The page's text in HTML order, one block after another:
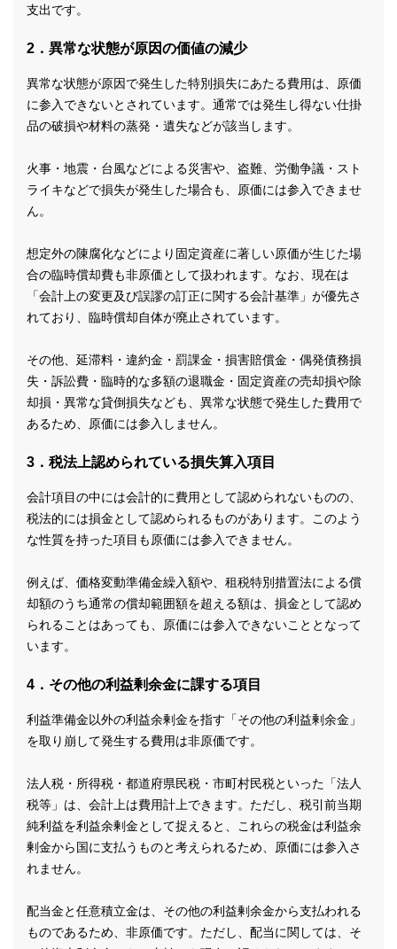
支出です。
2．異常な状態が原因の価値の減少
異常な状態が原因で発生した特別損失にあたる費用は、原価
に参入できないとされています。通常では発生し得ない仕掛
品の破損や材料の蒸発・遺失などが該当します。
火事・地震・台風などによる災害や、盗難、労働争議・スト
ライキなどで損失が発生した場合も、原価には参入できませ
ん。
想定外の陳腐化などにより固定資産に著しい原価が生じた場
合の臨時償却費も非原価として扱われます。なお、現在は
「会計上の変更及び誤謬の訂正に関する会計基準」が優先さ
れており、臨時償却自体が廃止されています。
その他、延滞料・違約金・罰課金・損害賠償金・偶発債務損
失・訴訟費・臨時的な多額の退職金・固定資産の売却損や除
却損・異常な貸倒損失なども、異常な状態で発生した費用で
あるため、原価には参入しません。
3．税法上認められている損失算入項目
会計項目の中には会計的に費用として認められないものの、
税法的には損金として認められるものがあります。このよう
な性質を持った項目も原価には参入できません。
例えば、価格変動準備金繰入額や、租税特別措置法による償
却額のうち通常の償却範囲額を超える額は、損金として認め
られることはあっても、原価には参入できないこととなって
います。
4．その他の利益剰余金に課する項目
利益準備金以外の利益余剰金を指す「その他の利益剰余金」
を取り崩して発生する費用は非原価です。
法人税・所得税・都道府県民税・市町村民税といった「法人
税等」は、会計上は費用計上できます。ただし、税引前当期
純利益を利益余剰金として捉えると、これらの税金は利益余
剰金から国に支払うものと考えられるため、原価には参入さ
れません。
配当金と任意積立金は、その他の利益剰余金から支払われる
ものであるため、非原価です。ただし、配当に関しては、そ